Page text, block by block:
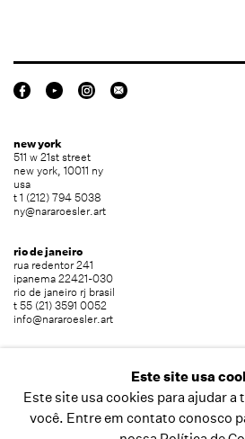
new york
511 w 21st street
new york, 10011 ny
usa
t 1 (212) 794 5038
ny@nararoesler.art
rio de janeiro
rua redentor 241
ipanema 22421-030
rio de janeiro rj brasil
t 55 (21) 3591 0052
info@nararoesler.art
jardim europa 01449-001
são paulo sp brasil
t 55 (11) 2039 5454
info@nararoesler.art
Este site usa
Este site usa cookies para ajudar
você. Entre em contato conosco